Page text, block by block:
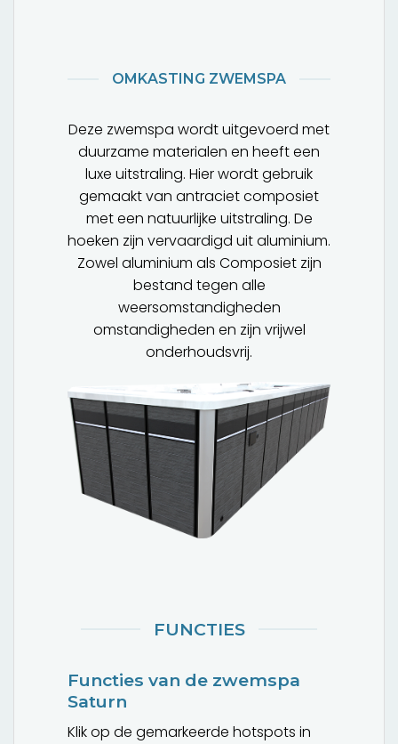
OMKASTING ZWEMSPA
Deze zwemspa wordt uitgevoerd met
duurzame materialen en heeft een
luxe uitstraling. Hier wordt gebruik
gemaakt van antraciet composiet
met een natuurlijke uitstraling. De
hoeken zijn vervaardigd uit aluminium.
Zowel aluminium als Composiet zijn
bestand tegen alle
weersomstandigheden
omstandigheden en zijn vrijwel
onderhoudsvrij.
FUNCTIES
Functies van de zwemspa
Saturn
Klik op de gemarkeerde hotspots in